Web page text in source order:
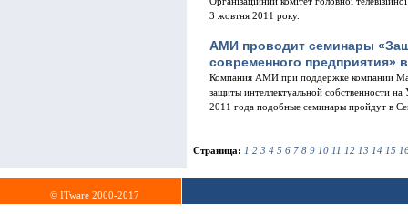
3 жовтня 2011 року.
АМИ проводит семинары
современного предприятия»
Компания АМИ при поддержке компании
защиты интеллектуальной собственности
2011 года подобные семинары пройдут в
Страница: 1 2 3 4 5 6 7 8 9 10 11 12 13 14 15
© ITware 2000-2017